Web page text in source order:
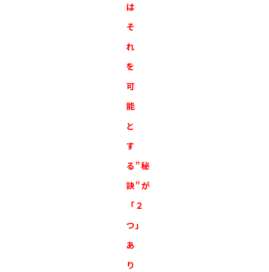
は
そ
れ
を
可
能
と
す
る”秘
訣”が
「２
つ」
あ
り